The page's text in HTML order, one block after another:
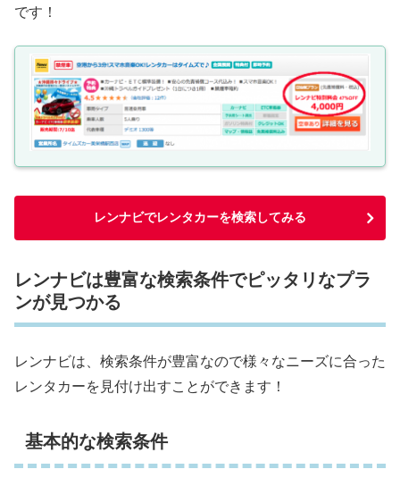
です！
レンナビでレンタカーを検索してみる
レンナビは豊富な検索条件でピッタリなプラ
ンが見つかる
レンナビは、検索条件が豊富なので様々なニーズに合った
レンタカーを見付け出すことができます！
基本的な検索条件